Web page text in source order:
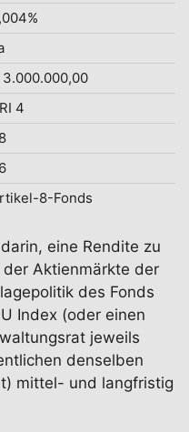
4
8-Fonds
eine Rendite zu
Aktienmärkte der
des Fonds
Index (oder einen
jeweils
denselben
mittel- und langfristig